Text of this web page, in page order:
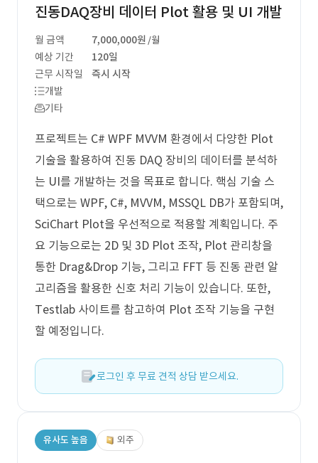
진동DAQ장비 데이터 Plot 활용 및 UI 개발
월 금액 7,000,000원 /월
예상 기간
120일
근무 시작일
즉시 시작
개발
기타
프로젝트는 C# WPF MVVM 환경에서 다양한 Plot
기술을 활용하여 진동 DAQ 장비의 데이터를 분석하
는 UI를 개발하는 것을 목표로 합니다. 핵심 기술 스
택으로는 WPF, C#, MVVM, MSSQL DB가 포함되며,
SciChart Plot을 우선적으로 적용할 계획입니다. 주
요 기능으로는 2D 및 3D Plot 조작, Plot 관리창을
통한 Drag&Drop 기능, 그리고 FFT 등 진동 관련 알
고리즘을 활용한 신호 처리 기능이 있습니다. 또한,
Testlab 사이트를 참고하여 Plot 조작 기능을 구현
할 예정입니다.
로그인 후 무료 견적 상담 받으세요.
유사도 높음 외주